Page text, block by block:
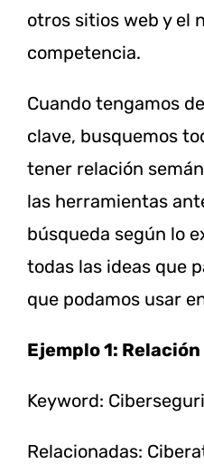
otros sitios web y el
competencia.
Cuando tengamos
clave, busquemos
tener relación
las herramientas
búsqueda según lo
todas las ideas que
que podamos usar
Ejemplo 1:
Keyword:
Relacionadas: